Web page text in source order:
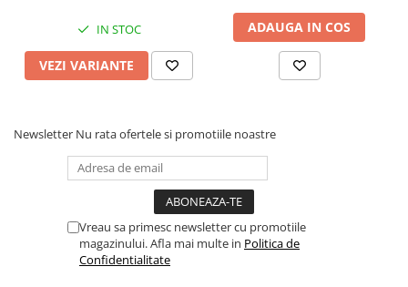
IN STOC
VEZI VARIANTE
ADAUGA IN COS
Newsletter Nu rata ofertele si promotiile noastre
Vreau sa primesc newsletter cu promotiile
magazinului. Afla mai multe in Politica de
Confidentialitate